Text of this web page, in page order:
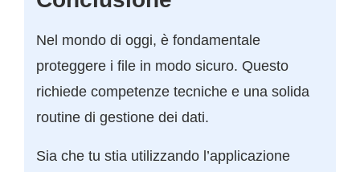
Nel mondo di oggi, è fondamentale
proteggere i file in modo sicuro. Questo
richiede competenze tecniche e una solida
routine di gestione dei dati.
Sia che tu stia utilizzando l’applicazione